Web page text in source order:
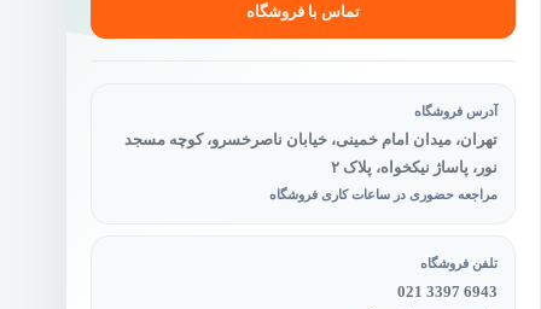
تماس با فروشگاه
آدرس فروشگاه
تهران، میدان امام خمینی، خیابان ناصرخسرو، کوچه مسجد
نور، پاساژ نیکخواه، پلاک ۲
مراجعه حضوری در ساعات کاری فروشگاه
تلفن فروشگاه
021 3397 6943